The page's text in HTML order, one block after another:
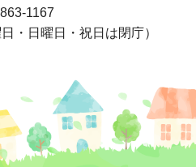
1167
日・日曜日・祝日は閉庁）